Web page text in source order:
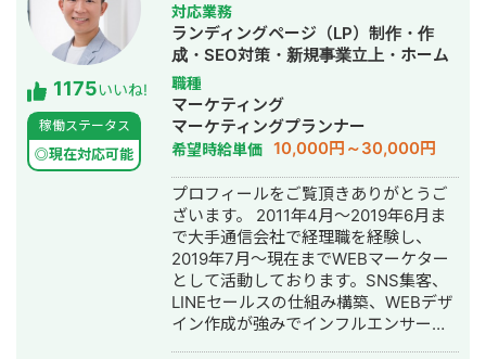
ループ会社様、NASDAQ上場を控える
ベンチャー企業様など、業界を問わず
多くのクライアントと取引実績があり
ます。 クラウドソーシング（Lancers
／CrowdWorks／ココナラ）でも継続
的にご依頼をいただいており、SSサロ
ンを通じては翻訳・リサーチ・海外対
応等、専門性の高い案件も多くご相談
いただいています。 📌 経歴 2015年 神
戸市外国語大学 英米学科 卒業 2015年
三井倉庫HD 入社：アメリカ・マレー
シアにて物流・フォワーディング業務
に従事 2020年 三菱重工業 入社：国産
ジェット機「MRJ／スペースジェッ
ト」、およびボーイング向けの調達業
務を担当 2022年 Schneider Electric
1175いいね!
稼働ステータス
◎現在対応可能
対応業務
ランディングページ（LP）制作・作
成・SEO対策・新規事業立上・ホーム
ページ制作・作成・リスティング広告
運用代行
職種
マーケティング
マーケティングプランナー
希望時給単価 10,000円～30,000円
プロフィールをご覧頂きありがとうご
ざいます。 2011年4月～2019年6月ま
で大手通信会社で経理職を経験し、
2019年7月～現在までWEBマーケター
として活動しております。SNS集客、
LINEセールスの仕組み構築、WEBデザ
イン作成が強みでインフルエンサーの